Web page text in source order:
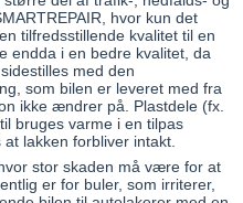
hvor kun det
tilfredsstillende kvalitet til en
endda i en bedre kvalitet, da
med den
som bilen er leveret med fra
ikke ændrer på. Plastdele (fx.
bruges varme i en tilpas
lakken forbliver intakt.
stor skaden må være for at
er for buler, som irriterer,